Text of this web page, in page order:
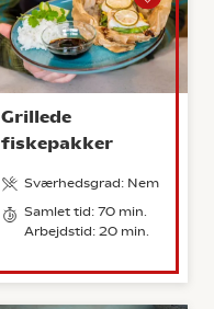
Grillede
fiskepakker
Sværhedsgrad: Nem
Samlet tid: 70 min.
Arbejdstid: 20 min.